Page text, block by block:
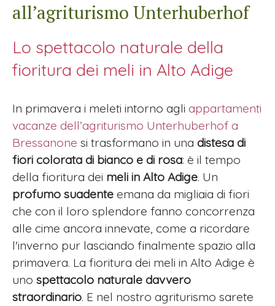
all’agriturismo Unterhuberhof
Lo spettacolo naturale della
fioritura dei meli in Alto Adige
In primavera i meleti intorno agli appartamenti
vacanze dell’agriturismo Unterhuberhof a
Bressanone si trasformano in una distesa di
fiori colorata di bianco e di rosa: è il tempo
della fioritura dei meli in Alto Adige. Un
profumo suadente emana da migliaia di fiori
che con il loro splendore fanno concorrenza
alle cime ancora innevate, come a ricordare
l'inverno pur lasciando finalmente spazio alla
primavera. La fioritura dei meli in Alto Adige è
uno spettacolo naturale davvero
straordinario. E nel nostro agriturismo sarete